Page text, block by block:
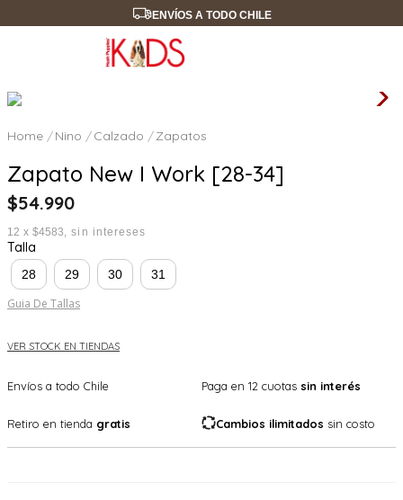
ENVÍOS A TODO CHILE
Nino Calzado Zapatos
Zapato New I Work [28-34]
$54.990
12 x $4583 sin intereses
Talla
28 29 30 31
Guia De Tallas
VER STOCK EN TIENDAS
Envíos a todo Chile Paga en 12 cuotas sin interés
Retiro en tienda gratis Cambios ilimitados sin costo